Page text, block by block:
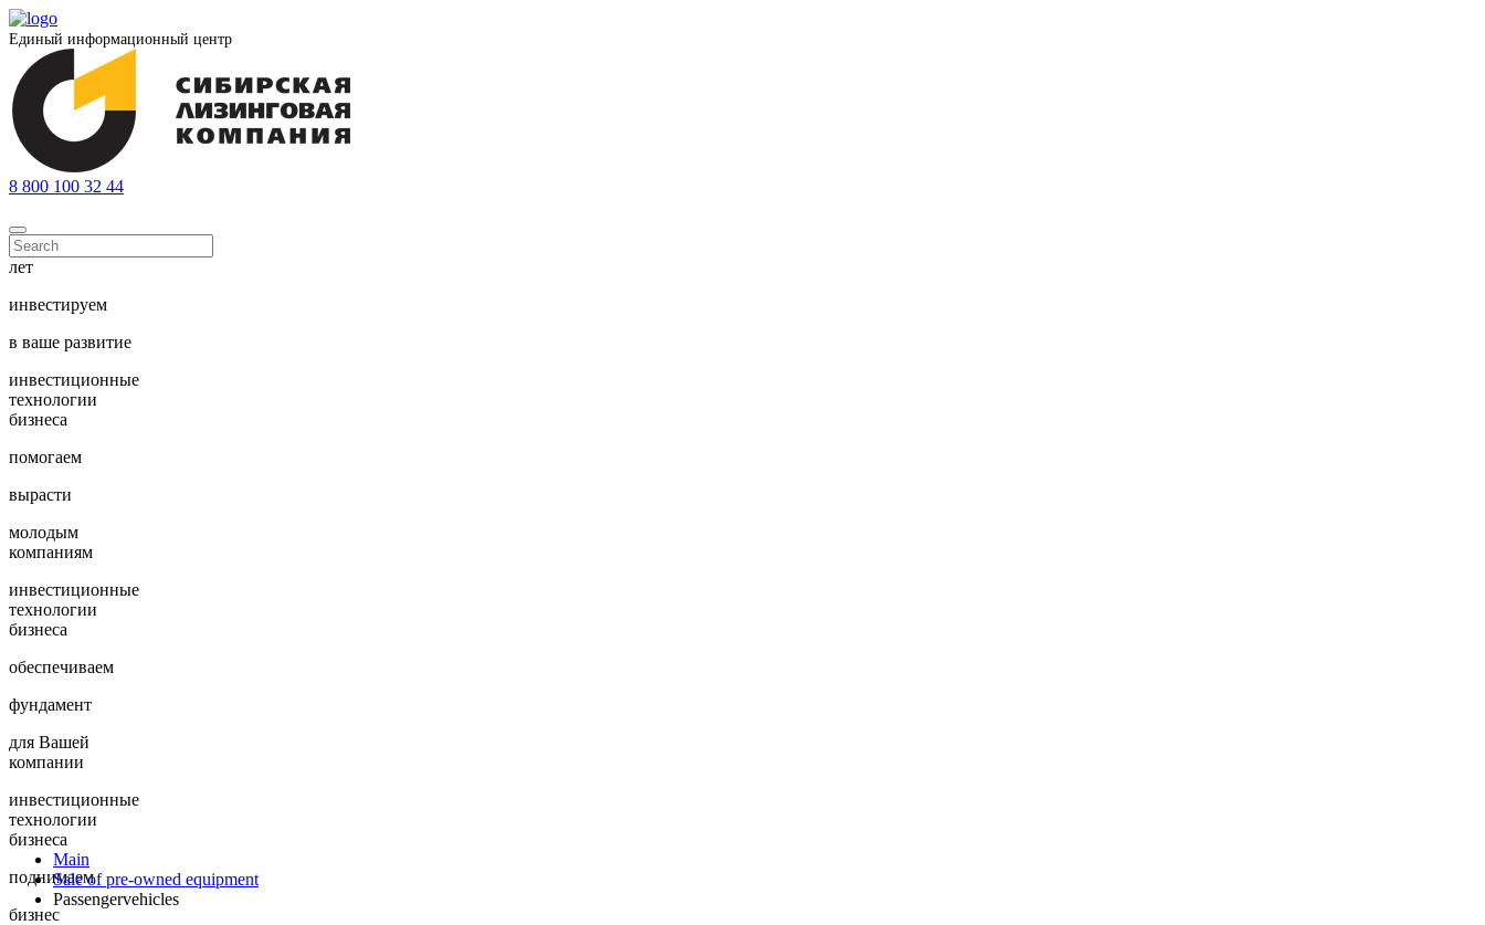
Единый информационный центр
8 800 100 32 44
лет
инвестируем
в ваше развитие
инвестиционные
технологии
бизнеса
помогаем
вырасти
молодым
компаниям
инвестиционные
технологии
бизнеса
обеспечиваем
фундамент
для Вашей
компании
инвестиционные
технологии
бизнеса
поднимаем
бизнес
Main
Sale of pre-owned equipment
Passengervehicles